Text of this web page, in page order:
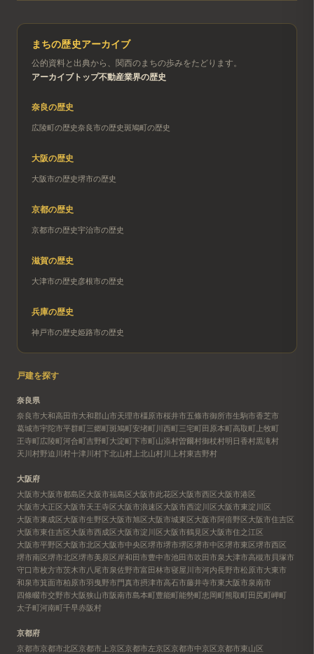
まちの歴史アーカイブ
公的資料と出典から、関西のまちの歩みをたどります。
アーカイブトップ不動産業界の歴史
奈良の歴史
広陵町の歴史奈良市の歴史斑鳩町の歴史
大阪の歴史
大阪市の歴史堺市の歴史
京都の歴史
京都市の歴史宇治市の歴史
滋賀の歴史
大津市の歴史 彦根市の歴史
兵庫の歴史
神戸市の歴史姫路市の歴史
戸建を探す
奈良県
奈良市大和高田市大和郡山市天理市橿原市桜井市五條市御所市生駒市香芝市
葛城市宇陀市平群町三郷町斑鳩町安堵町川西町三宅町田原本町高取町 上牧町
王寺町広陵町河合町吉野町大淀町下市町山添村曽爾村御杖村明日香村黒滝村
天川村野迫川村十津川村下北山村 上北山村川上村東吉野村
大阪府
大阪市大阪市都島区大阪市福島区大阪市此花区大阪市西区大阪市港区
大阪市大正区大阪市天王寺区大阪市浪速区大阪市西淀川区大阪市東淀川区
大阪市東成区大阪市生野区大阪市旭区大阪市城東区大阪市阿倍野区大阪市住吉区
大阪市東住吉区大阪市西成区大阪市淀川区大阪市鶴見区大阪市住之江区
大阪市平野区大阪市北区大阪市中央区堺市堺市堺区堺市中区堺市東区堺市西区
堺市南区堺市北区堺市美原区岸和田市豊中市池田市吹田市泉大津市高槻市 貝塚市
守口市枚方市茨木市八尾市泉佐野市富田林市寝屋川市河内長野市松原市大東市
和泉市箕面市柏原市羽曳野市門真市摂津市高石市藤井寺市東大阪市泉南市
四條畷市交野市大阪狭山市阪南市島本町豊能町能勢町忠岡町熊取町田尻町岬町
太子町河南町千早赤阪村
京都府
京都市京都市北区京都市上京区京都市左京区京都市中京区京都市東山区